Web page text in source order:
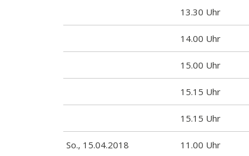
13.30 Uhr
14.00 Uhr
15.00 Uhr
15.15 Uhr
15.15 Uhr
So., 15.04.2018 11.00 Uhr